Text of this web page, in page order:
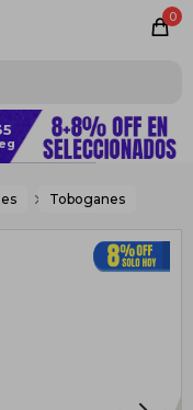
0
Toboganes